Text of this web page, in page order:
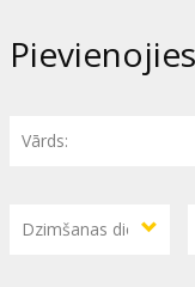
Ziņas